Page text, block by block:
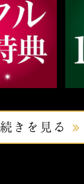
続きを見る